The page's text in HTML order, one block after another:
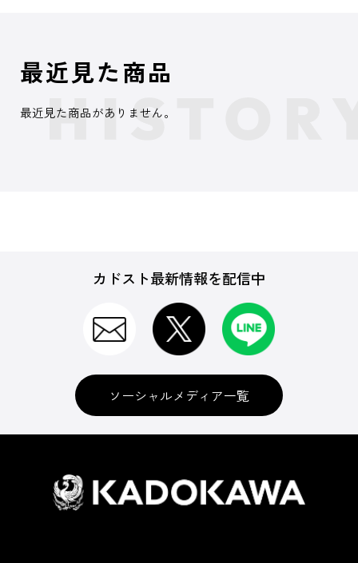
最近見た商品
最近見た商品がありません。
カドスト最新情報を配信中
ソーシャルメディア一覧